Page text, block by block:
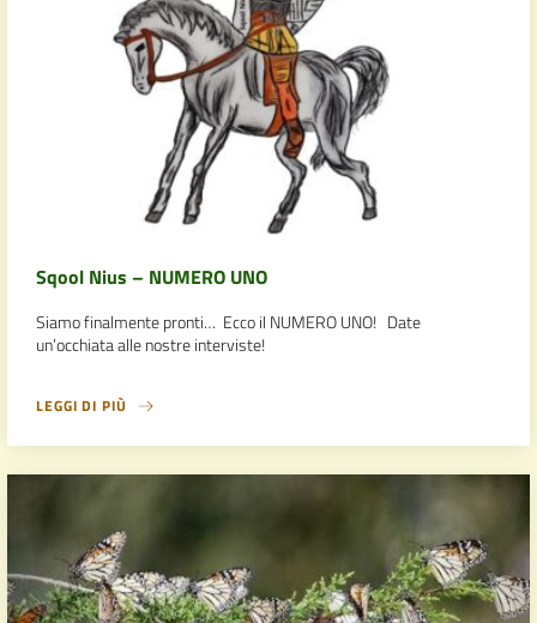
Sqool Nius – NUMERO UNO
Siamo finalmente pronti… Ecco il NUMERO UNO! Date
un’occhiata alle nostre interviste!
LEGGI DI PIÙ